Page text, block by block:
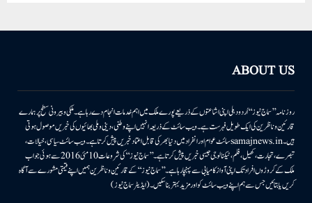
ABOUT US
روزنامہ ’’سماج نیوز‘‘ اُردو دہلی اپنی اشاعتوں کے ذریعے پورے ملک میں اہم خدمات انجام دے رہا ہے۔ ملکی وبیرونی سطح پر ہمارے
قارئین وناظرین کی ایک طویل فہرست ہے۔ ویب سائٹ کے ذریعہ انہیں اپنے وطنی، دینی وملی بھائیوں کی خبریں موصول ہوتی
ہیں۔samajnews.inسائٹ عوام اور انفراد میں دنیا بھر کی قابل اعتماد خبریں پیش کرتا ہے۔ ویب سائٹ سیاسی، خیالات،
تبصرے، تجارت، کھیل، فلم، ٹیکنالوجی جیسی خبریں پیش کرتا ہے۔ ’’سماج نیوز‘‘ کی شروعات 10مئی 2016 سے ہوئی جو اب
ملک کے کروڑوں افراد تک اپنی آواز کامیابی سے پہنچا رہا ہے۔ ’’سماج نیوز‘‘ کے قارئین وناظرین ہمیں اپنے قیمتی مشورے سے آگاہ
کریں یا بتائیں جس سے ہم اپنے ویب سائٹ کو اور مزید بہتر بناسکیں۔ (ایڈیٹر سماج نیوز)